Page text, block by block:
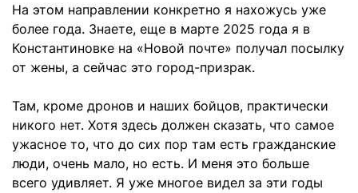
На этом направлении конкретно я нахожусь уже
более года. Знаете, еще в марте 2025 года я в
Константиновке на «Новой почте» получал посылку
от жены, а сейчас это город-призрак.
Там, кроме дронов и наших бойцов, практически
никого нет. Хотя здесь должен сказать, что самое
ужасное то, что до сих пор там есть гражданские
люди, очень мало, но есть. И меня это больше
всего удивляет. Я уже многое видел за эти годы